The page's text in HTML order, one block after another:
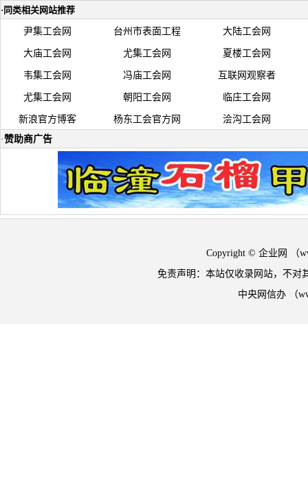
· 同类相关网站推荐
尹集工会网 台州市表面工程 大陆工会网
大庙工会网 尤集工会网 夏楼工会网
韦集工会网 冯庙工会网 互联网观察者
尤集工会网 朝阳工会网 临庄工会网
新浪官方博客 杨东工会官方网
浍沟工会网
·赞助商广告
Copyright © 企业网 （
免责声明：本站仅收录网站，不对
中央网信办 （